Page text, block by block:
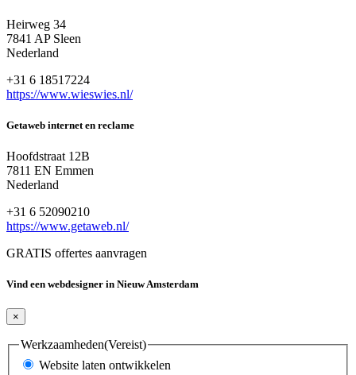
Heirweg 34
7841 AP Sleen
Nederland
+31 6 18517224
https://www.wieswies.nl/
Getaweb internet en reclame
Hoofdstraat 12B
7811 EN Emmen
Nederland
+31 6 52090210
https://www.getaweb.nl/
GRATIS offertes aanvragen
Vind een webdesigner in Nieuw Amsterdam
×
Werkzaamheden(Vereist)
Website laten ontwikkelen